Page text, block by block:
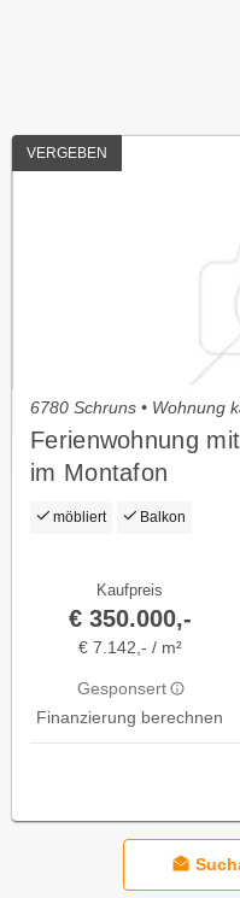
VERGEBEN
6780 Schruns • Wohnung
Ferienwohnung
im Montafon
möbliert Balkon
Kaufpreis
€ 350.000,-
€ 7.142,- / m²
Gesponsert
Finanzierung berechnen